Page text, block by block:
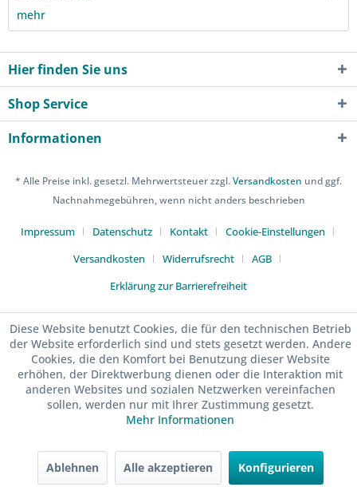
mehr
Hier finden Sie uns
Shop Service
Informationen
* Alle Preise inkl. gesetzl. Mehrwertsteuer zzgl.Versandkosten und ggf.
Nachnahmegebühren, wenn nicht anders beschrieben
Impressum Datenschutz Kontakt
Cookie-Einstellungen
Versandkosten
Widerrufsrecht
AGB
Erklärung zur Barrierefreiheit
Diese Website benutzt Cookies, die für den technischen Betrieb
der Website erforderlich sind und stets gesetzt werden. Andere
Cookies, die den Komfort bei Benutzung dieser Website
erhöhen, der Direktwerbung dienen oder die Interaktion mit
anderen Websites und sozialen Netzwerken vereinfachen
sollen, werden nur mit Ihrer Zustimmung gesetzt.
Mehr Informationen
Ablehnen Alle akzeptieren Konfigurieren